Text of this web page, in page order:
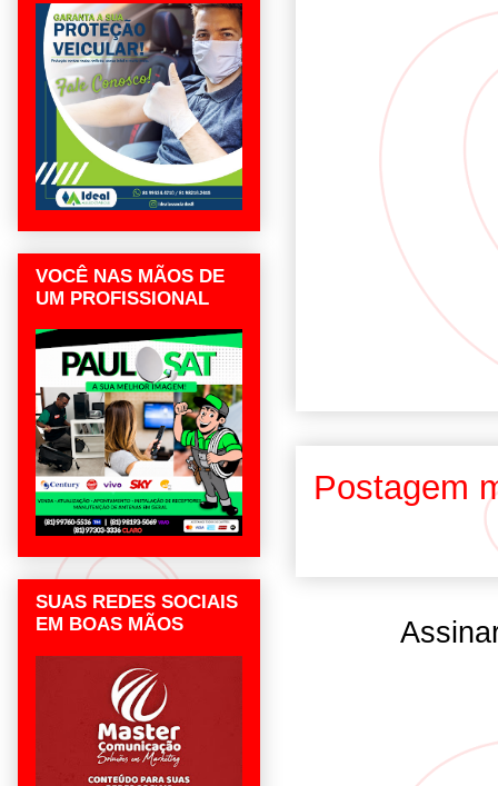
Postagem
VOCÊ NAS MÃOS DE
UM PROFISSIONAL
SUAS REDES SOCIAIS
EM BOAS MÃOS